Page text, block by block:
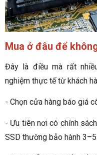
Mua ở đâu để
Đây là điều mà rất
nghiệm thực tế từ khách
- Chọn cửa hàng báo giá
- Ưu tiên nơi có chính
SSD thường bảo hành